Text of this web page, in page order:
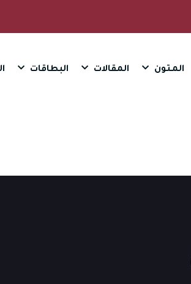
المـتون المقالات البطاقات